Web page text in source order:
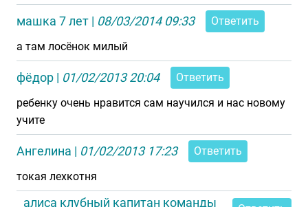
машка 7 лет | 08/03/2014 09:33
Ответить
а там лосёнок милый
фёдор | 01/02/2013 20:04
Ответить
ребенку очень нравится сам научился и нас новому
учите
Ангелина | 01/02/2013 17:23
Ответить
токая лехкотня
алиса клубный капитан команды